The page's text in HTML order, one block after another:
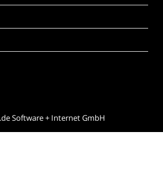
Software + Internet GmbH